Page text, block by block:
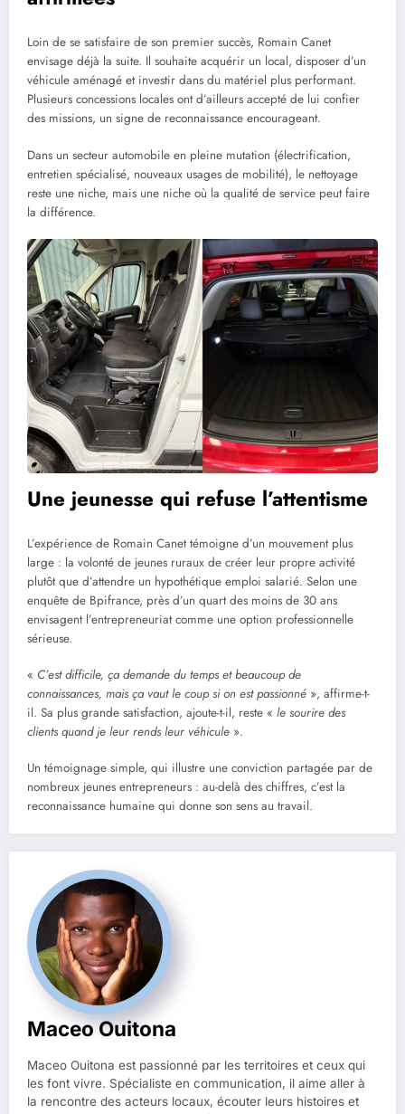
Loin de se satisfaire de son premier succès, Romain Canet
envisage déjà la suite. Il souhaite acquérir un local, disposer d’un
véhicule aménagé et investir dans du matériel plus performant.
Plusieurs concessions locales ont d’ailleurs accepté de lui confier
des missions, un signe de reconnaissance encourageant.
Dans un secteur automobile en pleine mutation (électrification,
entretien spécialisé, nouveaux usages de mobilité), le nettoyage
reste une niche, mais une niche où la qualité de service peut faire
la différence.
Une jeunesse qui refuse l’attentisme
L’expérience de Romain Canet témoigne d’un mouvement plus
large : la volonté de jeunes ruraux de créer leur propre activité
plutôt que d’attendre un hypothétique emploi salarié. Selon une
enquête de Bpifrance, près d’un quart des moins de 30 ans
envisagent l’entrepreneuriat comme une option professionnelle
sérieuse.
« C’est difficile, ça demande du temps et beaucoup de
connaissances, mais ça vaut le coup si on est passionné », affirme-t-
il. Sa plus grande satisfaction, ajoute-t-il, reste « le sourire des
clients quand je leur rends leur véhicule ».
Un témoignage simple, qui illustre une conviction partagée par de
nombreux jeunes entrepreneurs : au-delà des chiffres, c’est la
reconnaissance humaine qui donne son sens au travail.
Maceo Ouitona
Maceo Ouitona est passionné par les territoires et ceux qui
les font vivre. Spécialiste en communication, il aime aller à
la rencontre des acteurs locaux, écouter leurs histoires et